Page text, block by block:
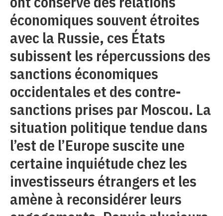
économiques souvent étroites
avec la Russie, ces États
subissent les répercussions des
sanctions économiques
occidentales et des contre-
sanctions prises par Moscou. La
situation politique tendue dans
l’est de l’Europe suscite une
certaine inquiétude chez les
investisseurs étrangers et les
amène à reconsidérer leurs